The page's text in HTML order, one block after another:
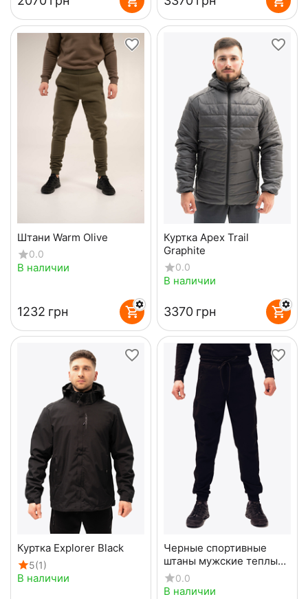
Штани Warm Olive
0.0
В наличии
‍1232‍ грн
Куртка Apex Trail
Graphite
0.0
В наличии
‍3370‍ грн
Куртка Explorer Black
5(1)
В наличии
Черные спортивные
штаны мужские теплые
Sporter Black
0.0
В наличии